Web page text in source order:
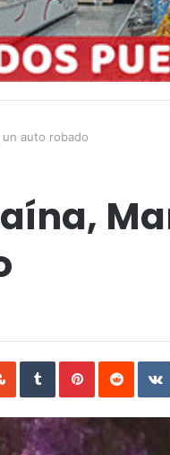
un auto robado
StumbleUpon
TumblrPinterestReddit